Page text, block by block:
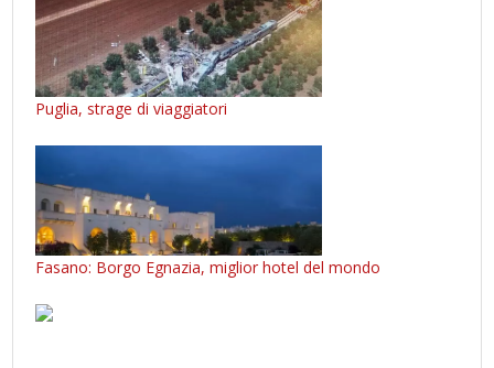
Puglia, strage di viaggiatori
Fasano: Borgo Egnazia, miglior hotel del mondo